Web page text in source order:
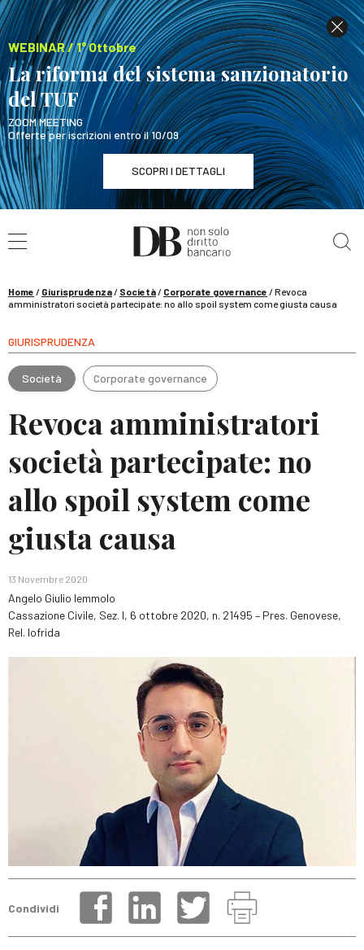
WEBINAR / 1° Ottobre
La riforma del sistema sanzionatorio
del TUF
ZOOM MEETING
Offerte per iscrizioni entro il 10/09
SCOPRI I DETTAGLI
WEBINAR / 1° Ottobre
La riforma del sistema sanzionatorio del TUF
Home / Giurisprudenza/ Società/ Corporate governance /Revoca
amministratori società partecipate: no allo spoil system come giusta causa
GIURISPRUDENZA
Società Corporate governance
Revoca amministratori
società partecipate: no
allo spoil system come
giusta causa
13 Novembre 2020
Angelo Giulio Iemmolo
Cassazione Civile, Sez. I, 6 ottobre 2020, n. 21495 – Pres. Genovese,
Rel. Iofrida
Condividi